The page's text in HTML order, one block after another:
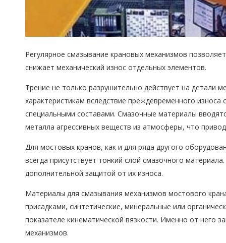
Регулярное смазывание крановых механизмов
снижает механический износ отдельных элементов.
Трение не только разрушительно действует на детали
характеристикам вследствие преждевременного
специальными составами. Смазочные материалы
металла агрессивных веществ из атмосферы, что
Для мостовых кранов, как и для ряда другого
всегда присутствует тонкий слой смазочного
дополнительной защитой от их износа.
Материалы для смазывания механизмов мостового
присадками, синтетические, минеральные или
показателе кинематической вязкости. Именно от него
механизмов.